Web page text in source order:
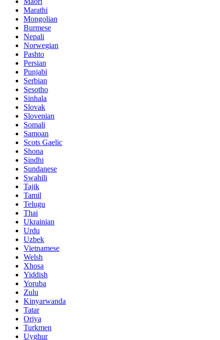
Marathi
Mongolian
Burmese
Nepali
Norwegian
Pashto
Persian
Punjabi
Serbian
Sesotho
Sinhala
Slovak
Slovenian
Somali
Samoan
Scots Gaelic
Shona
Sindhi
Sundanese
Swahili
Tajik
Tamil
Telugu
Thai
Ukrainian
Urdu
Uzbek
Vietnamese
Welsh
Xhosa
Yiddish
Yoruba
Zulu
Kinyarwanda
Tatar
Oriya
Turkmen
Uyghur